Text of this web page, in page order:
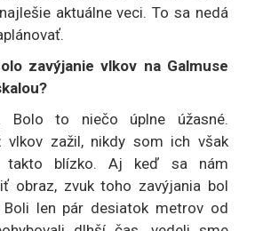
aktuálne veci. To sa nedá
zavýjanie vlkov na Galmuse
Bolo to niečo úplne úžasné.
vlkov zažil, nikdy som ich však
takto blízko. Aj keď sa nám
obraz, zvuk toho zavýjania bol
Boli len pár desiatok metrov od